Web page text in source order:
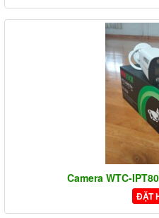
Camera WTC-
ĐẶT